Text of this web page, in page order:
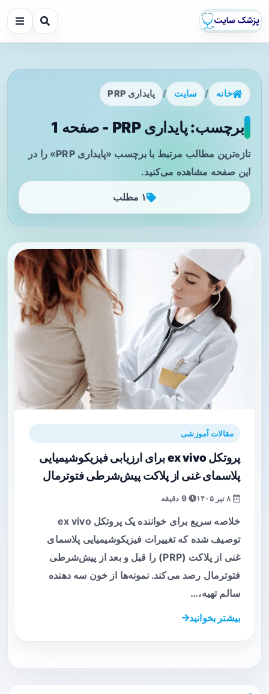
خانه / سایت / پایداری PRP
برچسب: پایداری PRP - صفحه 1
تازه‌ترین مطالب مرتبط با برچسب «پایداری PRP» را در
این صفحه مشاهده می‌کنید.
۱ مطلب
مقالات آموزشی
پروتکل ex vivo برای ارزیابی فیزیکوشیمیایی
پلاسمای غنی از پلاکت پیش‌شرطی فتوترمال
9 دقیقه
خلاصه سریع برای خواننده یک پروتکل ex vivo
توصیف شده که تغییرات فیزیکوشیمیایی پلاسمای
غنی از پلاکت (PRP) را قبل و بعد از پیش‌شرطی
فتوترمال رصد می‌کند. نمونه‌ها از خون سه دهنده
سالم تهیه،…
بیشتر بخوانید